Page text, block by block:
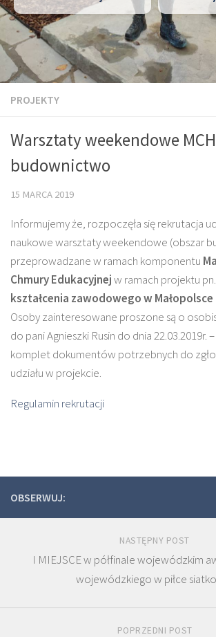
PROJEKTY
Warsztaty weekendowe
budownictwo
15 MARCA 2019
Informujemy że, rozpoczęła się rekrutacja
naukowe warsztaty weekendowe (obszar
przeprowadzane w ramach komponentu
Chmury Edukacyjnejw ramach projektu pn.
kształcenia zawodowego w Małopolsce
Osoby zainteresowane proszone są o
do pani Agnieszki Rusin do dnia
komplet dokumentów potrzebnych do
udziału w projekcie.
Regulamin rekrutacji
OBSERWUJ:
NASTĘPNY POST
I MIEJSCE w półfinale wojewódzkim
wojewódzkiego w piłce
POPRZEDNI POST